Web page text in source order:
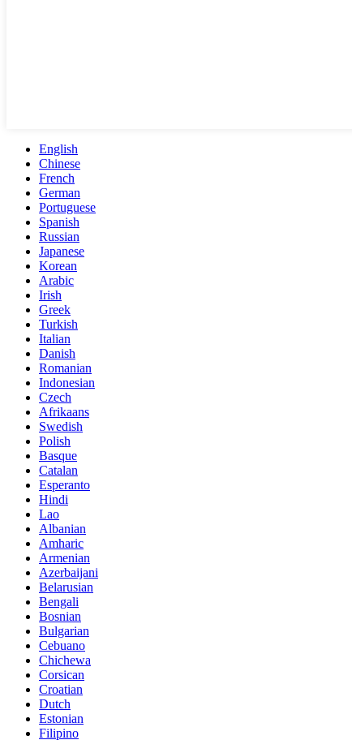
English
Chinese
French
German
Portuguese
Spanish
Russian
Japanese
Korean
Arabic
Irish
Greek
Turkish
Italian
Danish
Romanian
Indonesian
Czech
Afrikaans
Swedish
Polish
Basque
Catalan
Esperanto
Hindi
Lao
Albanian
Amharic
Armenian
Azerbaijani
Belarusian
Bengali
Bosnian
Bulgarian
Cebuano
Chichewa
Corsican
Croatian
Dutch
Estonian
Filipino